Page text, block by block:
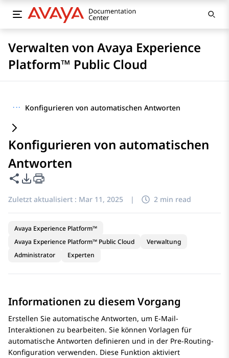
Verwalten von Avaya Experience
Platform™ Public Cloud
··· Konfigurieren von automatischen Antworten
Konfigurieren von automatischen
Antworten
Diese Seite teilen
PDF-Exportoptionen
Zuletzt aktualisiert : Mar 11, 2025 | 2 min read
Avaya Experience Platform™
Avaya Experience Platform™ Public Cloud
Verwaltung
Administrator
Experten
Informationen zu diesem Vorgang
Erstellen Sie automatische Antworten, um E-Mail-
Interaktionen zu bearbeiten. Sie können Vorlagen für
automatische Antworten definieren und in der Pre-Routing-
Konfiguration verwenden. Diese Funktion aktiviert